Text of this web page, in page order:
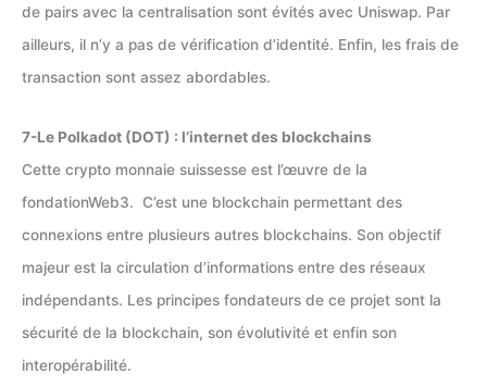
de pairs avec la centralisation sont évités avec Uniswap. Par
ailleurs, il n’y a pas de vérification d’identité. Enfin, les frais de
transaction sont assez abordables.
7-Le Polkadot (DOT) : l’internet des blockchains
Cette crypto monnaie suissesse est l’œuvre de la
fondationWeb3. C’est une blockchain permettant des
connexions entre plusieurs autres blockchains. Son objectif
majeur est la circulation d’informations entre des réseaux
indépendants. Les principes fondateurs de ce projet sont la
sécurité de la blockchain, son évolutivité et enfin son
interopérabilité.